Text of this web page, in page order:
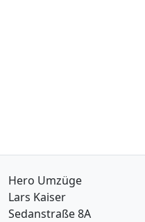
Hero Umzüge
Lars Kaiser
Sedanstraße 8A